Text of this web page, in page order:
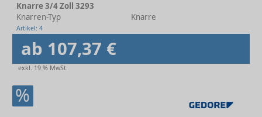
Knarre 3/4 Zoll 3293
Knarren-Typ
Knarre
Artikel: 4
ab 107,37 €
exkl. 19 % MwSt.
%